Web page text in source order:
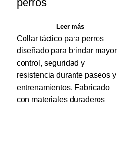
perros
Leer más
Collar táctico para perros
diseñado para brindar mayor
control, seguridad y
resistencia durante paseos y
entrenamientos. Fabricado
con materiales duraderos